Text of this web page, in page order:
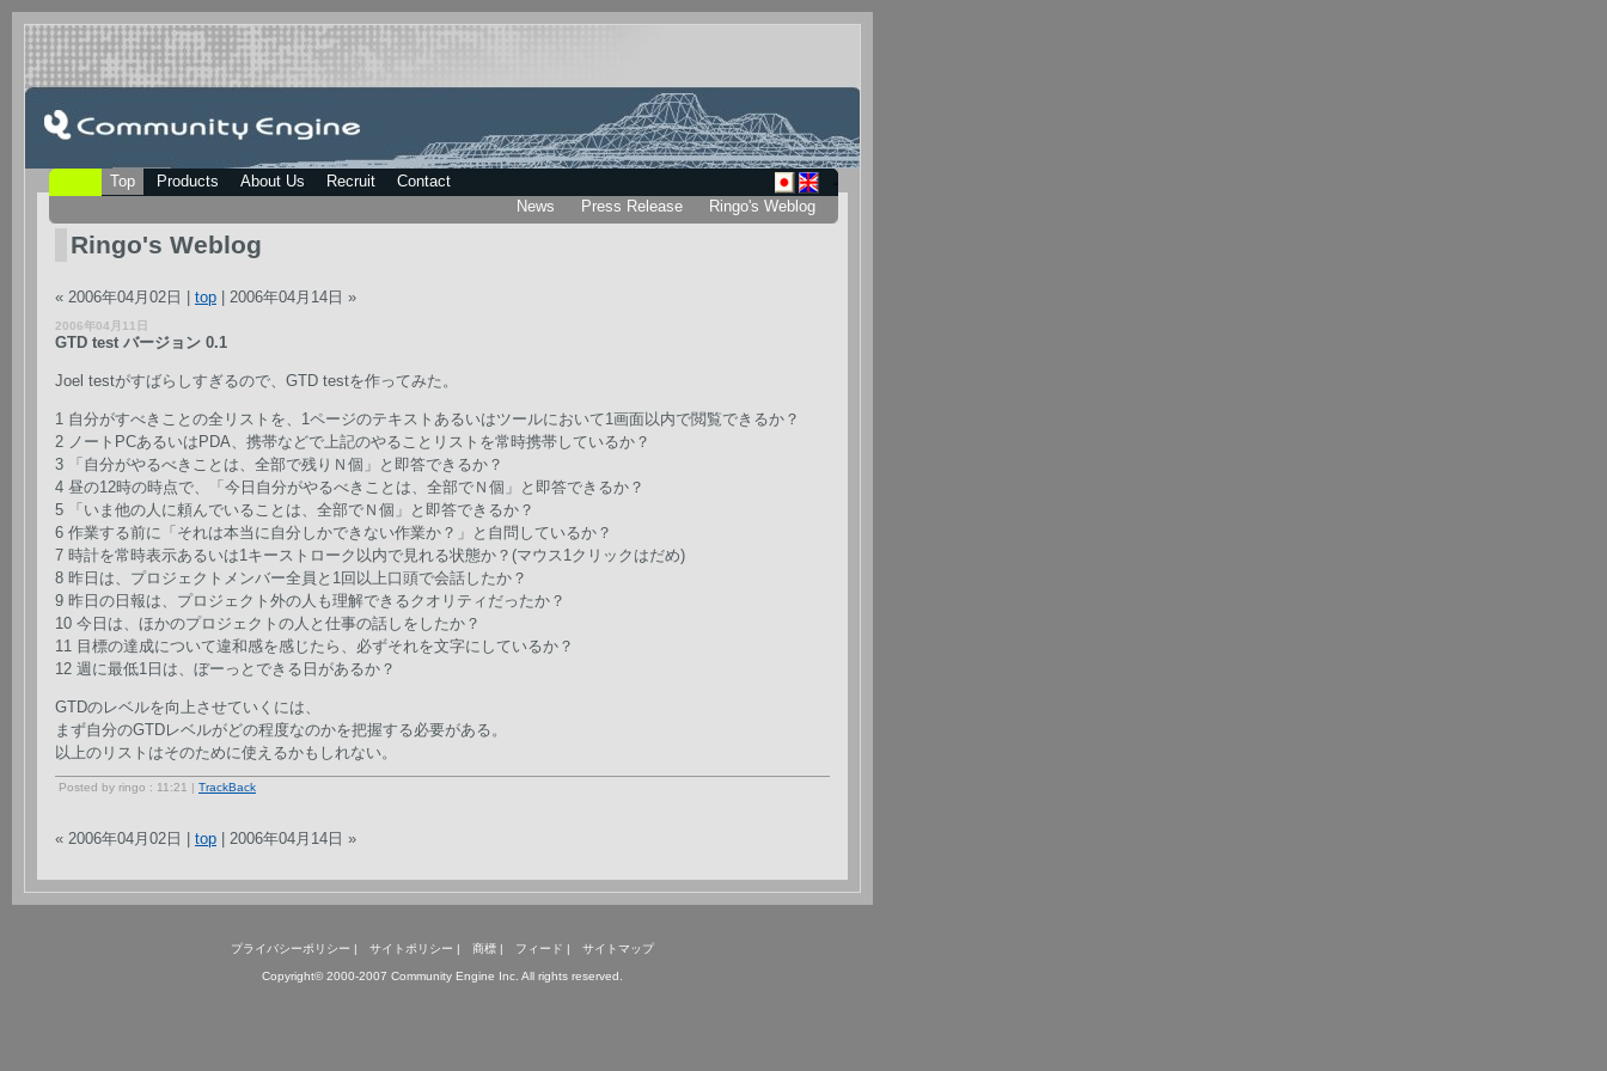
Top Products About Us Recruit
Contact
News
Press Release Ringo's Weblog
Ringo's Weblog
« 2006年04月02日 | top | 2006年04月14日 »
2006年04月11日
GTD test バージョン 0.1
Joel testがすばらしすぎるので、GTD testを作ってみた。
1 自分がすべきことの全リストを、1ページのテキストあるいはツールにおいて1画面以内で閲覧できるか？
2 ノートPCあるいはPDA、携帯などで上記のやることリストを常時携帯しているか？
3 「自分がやるべきことは、全部で残りＮ個」と即答できるか？
4 昼の12時の時点で、「今日自分がやるべきことは、全部でＮ個」と即答できるか？
5 「いま他の人に頼んでいることは、全部でＮ個」と即答できるか？
6 作業する前に「それは本当に自分しかできない作業か？」と自問しているか？
7 時計を常時表示あるいは1キーストローク以内で見れる状態か？(マウス1クリックはだめ)
8 昨日は、プロジェクトメンバー全員と1回以上口頭で会話したか？
9 昨日の日報は、プロジェクト外の人も理解できるクオリティだったか？
10 今日は、ほかのプロジェクトの人と仕事の話しをしたか？
11 目標の達成について違和感を感じたら、必ずそれを文字にしているか？
12 週に最低1日は、ぼーっとできる日があるか？
GTDのレベルを向上させていくには、
まず自分のGTDレベルがどの程度なのかを把握する必要がある。
以上のリストはそのために使えるかもしれない。
Posted by ringo : 11:21 | TrackBack
« 2006年04月02日 | top | 2006年04月14日 »
プライバシーポリシー | サイトポリシー | 商標 | フィード | サイトマップ
Copyright© 2000-2007 Community Engine Inc. All rights reserved.